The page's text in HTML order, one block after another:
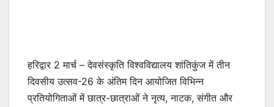
हरिद्वार 2 मार्च – देवसंस्कृति विश्वविद्यालय शांतिकुंज में तीन
दिवसीय उत्सव-26 के अंतिम दिन आयोजित विभिन्न
प्रतियोगिताओं में छात्र-छात्राओं ने नृत्य, नाटक, संगीत और